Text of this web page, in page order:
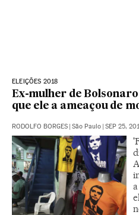
ELEIÇÕES 2018
Ex-mulher de
que ele a ameaçou de
RODOLFO BORGES | São Paulo | SEP 25,